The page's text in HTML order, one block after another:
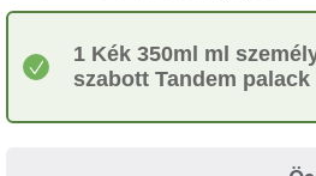
1 Kék 350ml ml
szabott Tandem palack